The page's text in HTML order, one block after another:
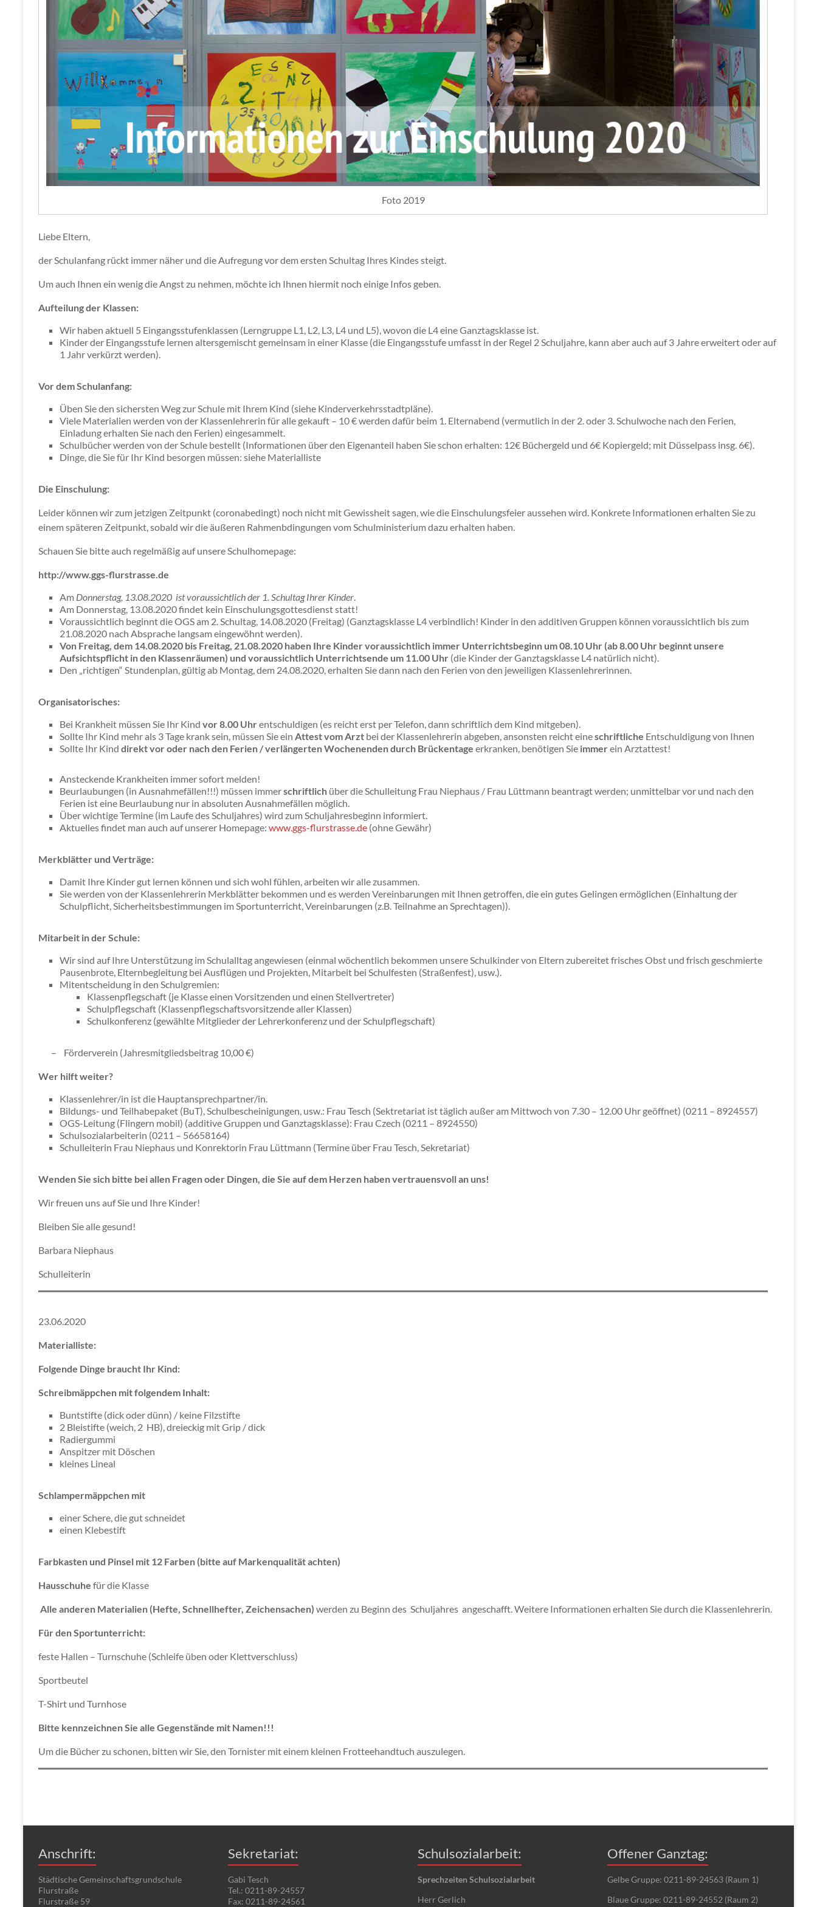
Foto 2019
Liebe Eltern,
der Schulanfang rückt immer näher und die Aufregung vor dem ersten Schultag Ihres Kindes steigt.
Um auch Ihnen ein wenig die Angst zu nehmen, möchte ich Ihnen hiermit noch einige Infos geben.
Aufteilung der Klassen:
Wir haben aktuell 5 Eingangsstufenklassen (Lerngruppe L1, L2, L3, L4 und L5), wovon die L4 eine Ganztagsklasse ist.
Kinder der Eingangsstufe lernen altersgemischt gemeinsam in einer Klasse (die Eingangsstufe umfasst in der Regel 2 Schuljahre, kann aber auch auf 3 Jahre erweitert oder auf
1 Jahr verkürzt werden).
Vor dem Schulanfang:
Üben Sie den sichersten Weg zur Schule mit Ihrem Kind (siehe Kinderverkehrsstadtpläne).
Viele Materialien werden von der Klassenlehrerin für alle gekauft – 10 € werden dafür beim 1. Elternabend (vermutlich in der 2. oder 3. Schulwoche nach den Ferien,
Einladung erhalten Sie nach den Ferien) eingesammelt.
Schulbücher werden von der Schule bestellt (Informationen über den Eigenanteil haben Sie schon erhalten: 12€ Büchergeld und 6€ Kopiergeld; mit Düsselpass insg. 6€).
Dinge, die Sie für Ihr Kind besorgen müssen: siehe Materialliste
Die Einschulung:
Leider können wir zum jetzigen Zeitpunkt (coronabedingt) noch nicht mit Gewissheit sagen, wie die Einschulungsfeier aussehen wird. Konkrete Informationen erhalten Sie zu
einem späteren Zeitpunkt, sobald wir die äußeren Rahmenbdingungen vom Schulministerium dazu erhalten haben.
Schauen Sie bitte auch regelmäßig auf unsere Schulhomepage:
http://www.ggs-flurstrasse.de
Am Donnerstag, 13.08.2020 ist voraussichtlich der 1. Schultag Ihrer Kinder
Am Donnerstag, 13.08.2020 findet kein Einschulungsgottesdienst statt!
Voraussichtlich beginnt die OGS am 2. Schultag, 14.08.2020 (Freitag) (Ganztagsklasse L4 verbindlich! Kinder in den additiven Gruppen können voraussichtlich bis zum
21.08.2020 nach Absprache langsam eingewöhnt werden).
Von Freitag, dem 14.08.2020 bis Freitag, 21.08.2020 haben Ihre Kinder voraussichtlich immer Unterrichtsbeginn um08.10 Uhr (ab 8.00 Uhr beginnt unsere
Aufsichtspflicht in den Klassenräumen) und voraussichtlich Unterrichtsende um 11.00 Uhr (die Kinder der Ganztagsklasse L4 natürlich nicht).
Den „richtigen“ Stundenplan, gültig ab Montag, dem 24.08.2020, erhalten Sie dann nach den Ferien von den jeweiligen Klassenlehrerinnen.
Organisatorisches:
Bei Krankheit müssen Sie Ihr Kind vor 8.00 Uhrentschuldigen (es reicht erst per Telefon, dann schriftlich dem Kind mitgeben).
Sollte Ihr Kind mehr als 3 Tage krank sein, müssen Sie ein Attest vom Arzt bei der Klassenlehrerin abgeben, ansonsten reicht eineschriftliche Entschuldigung von Ihnen
Sollte Ihr Kind direkt vor oder nach den Ferien / verlängerten Wochenenden durch Brückentage erkranken, benötigen Sie immerein Arztattest!
Ansteckende Krankheiten immer sofort melden!
Beurlaubungen (in Ausnahmefällen!!!) müssen immerschriftlich über die Schulleitung Frau Niephaus / Frau Lüttmann beantragt werden; unmittelbar vor und nach den
Ferien ist eine Beurlaubung nur in absoluten Ausnahmefällen möglich.
Über wichtige Termine (im Laufe des Schuljahres) wird zum Schuljahresbeginn informiert.
Aktuelles findet man auch auf unserer Homepage: www.ggs-flurstrasse.de (ohne Gewähr)
Merkblätter und Verträge:
Damit Ihre Kinder gut lernen können und sich wohl fühlen, arbeiten wir alle zusammen.
Sie werden von der Klassenlehrerin Merkblätter bekommen und es werden Vereinbarungen mit Ihnen getroffen, die ein gutes Gelingen ermöglichen (Einhaltung der
Schulpflicht, Sicherheitsbestimmungen im Sportunterricht, Vereinbarungen (z.B. Teilnahme an Sprechtagen)).
Mitarbeit in der Schule:
Wir sind auf Ihre Unterstützung im Schulalltag angewiesen (einmal wöchentlich bekommen unsere Schulkinder von Eltern zubereitet frisches Obst und frisch geschmierte
Pausenbrote, Elternbegleitung bei Ausflügen und Projekten, Mitarbeit bei Schulfesten (Straßenfest), usw.).
Mitentscheidung in den Schulgremien:
Klassenpflegschaft (je Klasse einen Vorsitzenden und einen Stellvertreter)
Schulpflegschaft (Klassenpflegschaftsvorsitzende aller Klassen)
Schulkonferenz (gewählte Mitglieder der Lehrerkonferenz und der Schulpflegschaft)
– Förderverein (Jahresmitgliedsbeitrag 10,00 €)
Wer hilft weiter?
Klassenlehrer/in ist die Hauptansprechpartner/in.
Bildungs- und Teilhabepaket (BuT), Schulbescheinigungen, usw.: Frau Tesch (Sektretariat ist täglich außer am Mittwoch von 7.30 – 12.00 Uhr geöffnet) (0211 – 8924557)
OGS-Leitung (Flingern mobil) (additive Gruppen und Ganztagsklasse): Frau Czech (0211 – 8924550)
Schulsozialarbeiterin (0211 – 56658164)
Schulleiterin Frau Niephaus und Konrektorin Frau Lüttmann (Termine über Frau Tesch, Sekretariat)
Wenden Sie sich bitte bei allen Fragen oder Dingen, die Sie auf dem Herzen haben vertrauensvoll an uns!
Wir freuen uns auf Sie und Ihre Kinder!
Bleiben Sie alle gesund!
Barbara Niephaus
Schulleiterin
23.06.2020
Materialliste:
Folgende Dinge braucht Ihr Kind:
Schreibmäppchen mit folgendem Inhalt:
Buntstifte (dick oder dünn) / keine Filzstifte
2 Bleistifte (weich, 2 HB), dreieckig mit Grip / dick
Radiergummi
Anspitzer mit Döschen
kleines Lineal
Schlampermäppchen mit
einer Schere, die gut schneidet
einen Klebestift
Farbkasten und Pinsel mit 12 Farben (bitte auf Markenqualität achten)
Hausschuhe für die Klasse
Alle anderen Materialien (Hefte, Schnellhefter, Zeichensachen) werden zu Beginn des Schuljahres angeschafft. Weitere Informationen erhalten Sie durch die Klassenlehrerin.
Für den Sportunterricht:
feste Hallen – Turnschuhe (Schleife üben oder Klettverschluss)
Sportbeutel
T-Shirt und Turnhose
Bitte kennzeichnen Sie alle Gegenstände mit Namen!!!
Um die Bücher zu schonen, bitten wir Sie, den Tornister mit einem kleinen Frotteehandtuch auszulegen.
Anschrift:
Städtische Gemeinschaftsgrundschule
Flurstraße
Flurstraße 59
Sekretariat:
Gabi Tesch
Tel.: 0211-89-24557
Fax: 0211-89-24561
Schulsozialarbeit:
Sprechzeiten Schulsozialarbeit
Herr Gerlich
Offener Ganztag:
Gelbe Gruppe: 0211-89-24563 (Raum 1)
Blaue Gruppe: 0211-89-24552 (Raum 2)